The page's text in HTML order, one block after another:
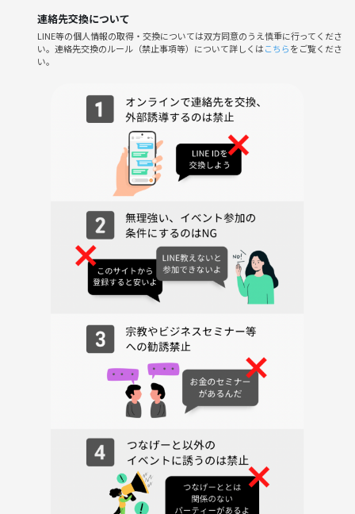
連絡先交換について
LINE等の個人情報の取得・交換については双方同意のうえ慎重に行ってくださ
い。連絡先交換のルール（禁止事項等）について詳しくはこちらをご覧くださ
い。